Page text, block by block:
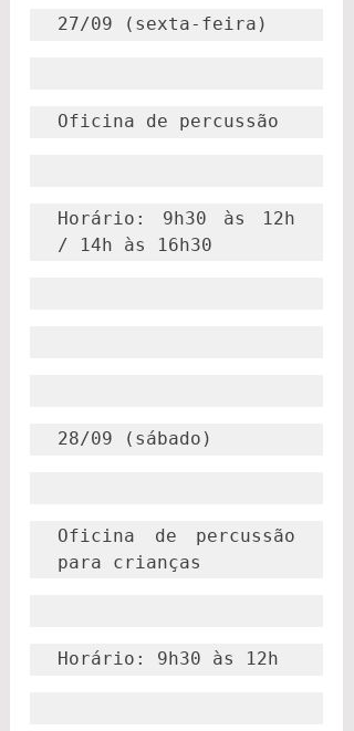
27/09 (sexta-feira)
Oficina de percussão
Horário: 9h30 às 12h
/ 14h às 16h30
28/09 (sábado)
Oficina de percussão
para crianças
Horário: 9h30 às 12h